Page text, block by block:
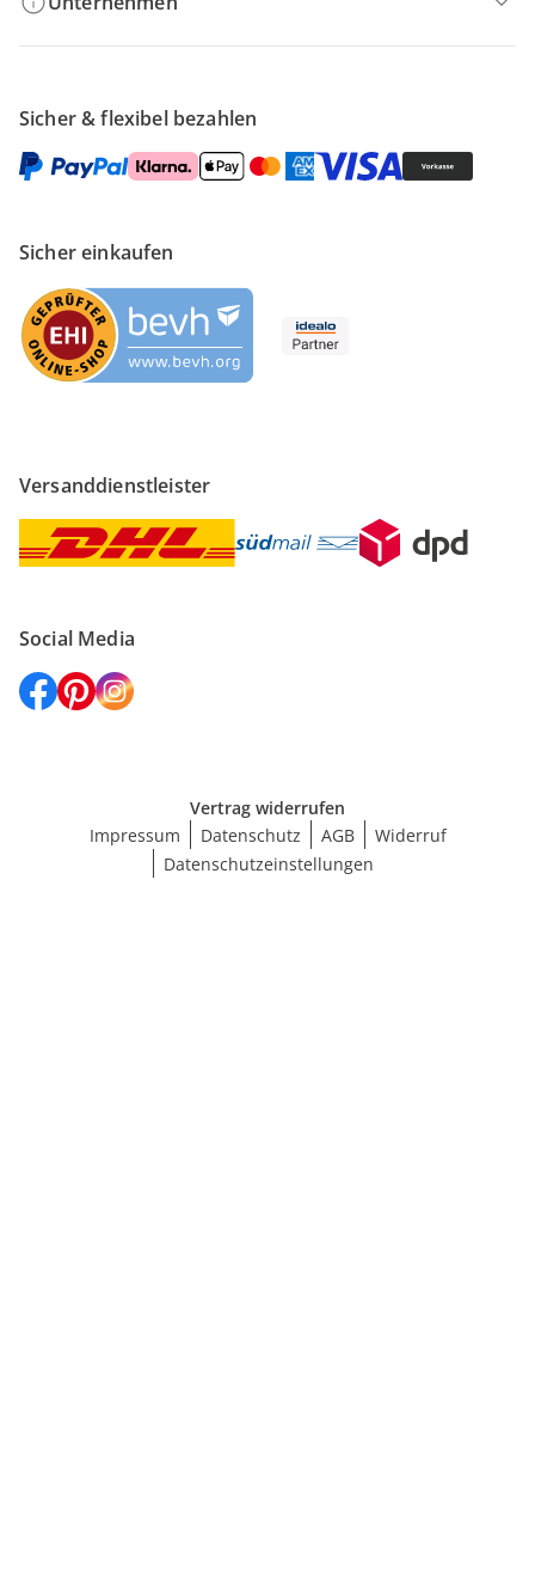
Sicher & flexibel bezahlen
Sicher einkaufen
Versanddienstleister
Social Media
Vertrag widerrufen
Impressum
Datenschutz AGB
Widerruf
Datenschutzeinstellungen